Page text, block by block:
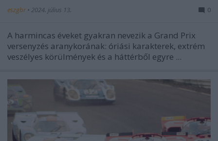
eszgbr • 2024. július 13. 0
A harmincas éveket gyakran nevezik a Grand Prix
versenyzés aranykorának: óriási karakterek, extrém
veszélyes körülmények és a háttérből egyre ...